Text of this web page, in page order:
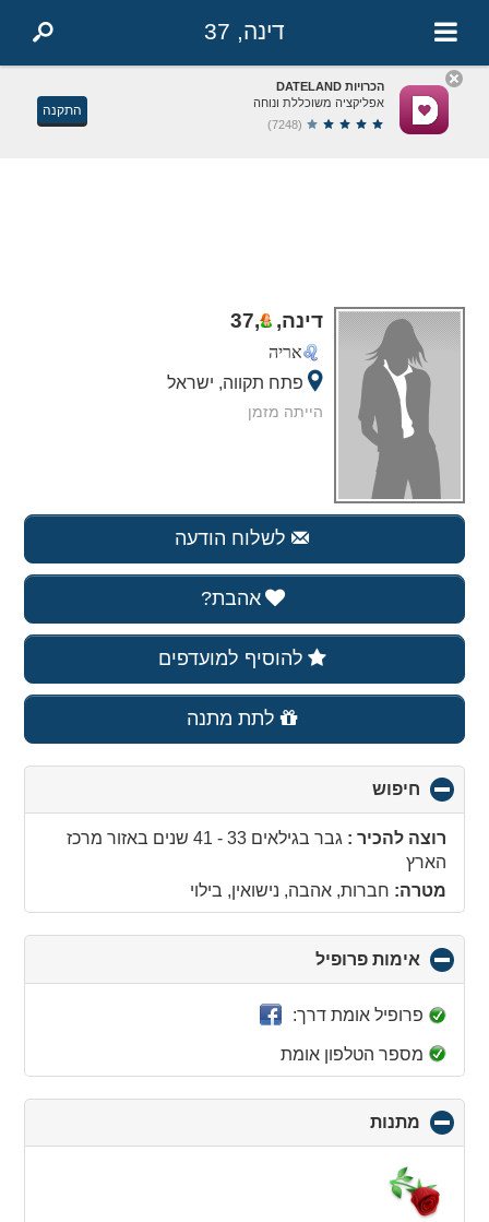
דינה, 37
הכרויות DATELAND
אפליקציה משוכללת ונוחה
(7248)
התקנה
דינה, ,
37
אריה
פתח תקווה, ישראל
הייתה מזמן
לשלוח הודעה
אהבת?
להוסיף למועדפים
לתת מתנה
חיפוש
to
collapseרוצה להכיר : גבר בגילאים 33 - 41 שנים באזור מרכז
הארץ
מטרה: חברות, אהבה, נישואין, בילוי
אימות פרופיל
to
collapse
contents
פרופיל אומת דרך:
מספר הטלפון אומת
מתנות
to